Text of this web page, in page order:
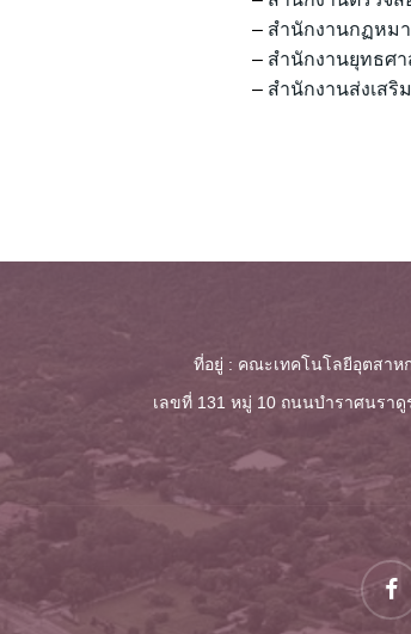
– สำนักงานกฏหม
– สำนักงานยุทธศา
– สำนักงานส่งเส
ที่อยู่ : คณะเทคโนโลยีอุตสาห
เลขที่ 131 หมู่ 10 ถนนบำราศนราดู